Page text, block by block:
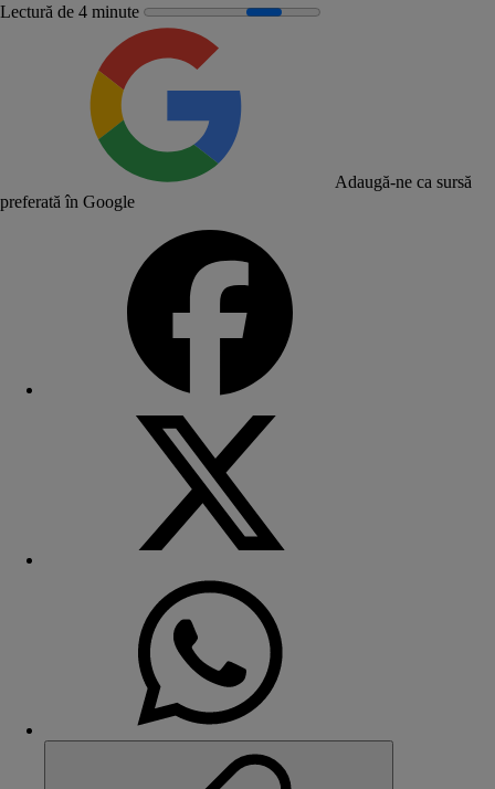
Lectură de 4 minute
Adaugă-ne ca sursă
preferată în Google